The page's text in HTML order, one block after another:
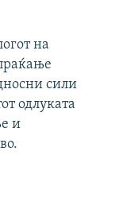
на
сили
одлуката
и